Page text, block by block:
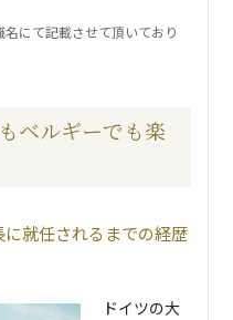
にて記載させて頂いており
ベルギーでも楽
就任されるまでの経歴
ドイツの大